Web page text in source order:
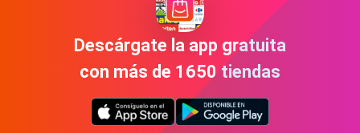
Descárgate la app gratuita
con más de 1650 tiendas